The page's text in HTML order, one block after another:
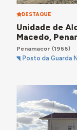
DESTAQUE
Unidade de
Macedo,
Penamacor (1966)
Posto da Guarda